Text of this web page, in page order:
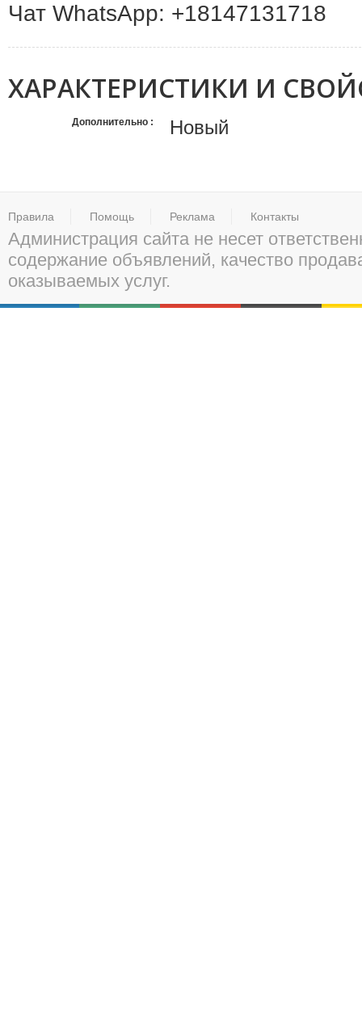
Чат WhatsApp: +18147131718
ХАРАКТЕРИСТИКИ И
Дополнительно Новый
Правила Помощь Реклама Контакты
Администрация сайта не несет
содержание объявлений, качество
оказываемых услуг.